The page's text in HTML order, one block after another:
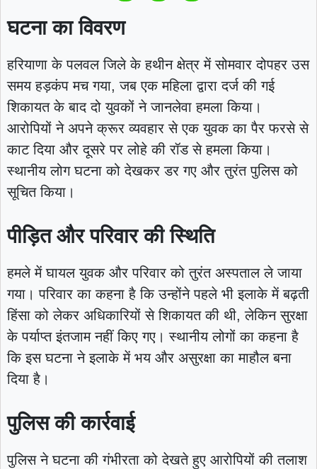
घटना का विवरण
हरियाणा के पलवल जिले के हथीन क्षेत्र में सोमवार दोपहर उस
समय हड़कंप मच गया, जब एक महिला द्वारा दर्ज की गई
शिकायत के बाद दो युवकों ने जानलेवा हमला किया।
आरोपियों ने अपने क्रूर व्यवहार से एक युवक का पैर फरसे से
काट दिया और दूसरे पर लोहे की रॉड से हमला किया।
स्थानीय लोग घटना को देखकर डर गए और तुरंत पुलिस को
सूचित किया।
पीड़ित और परिवार की स्थिति
हमले में घायल युवक और परिवार को तुरंत अस्पताल ले जाया
गया। परिवार का कहना है कि उन्होंने पहले भी इलाके में बढ़ती
हिंसा को लेकर अधिकारियों से शिकायत की थी, लेकिन सुरक्षा
के पर्याप्त इंतजाम नहीं किए गए। स्थानीय लोगों का कहना है
कि इस घटना ने इलाके में भय और असुरक्षा का माहौल बना
दिया है।
पुलिस की कार्रवाई
पुलिस ने घटना की गंभीरता को देखते हुए आरोपियों की तलाश